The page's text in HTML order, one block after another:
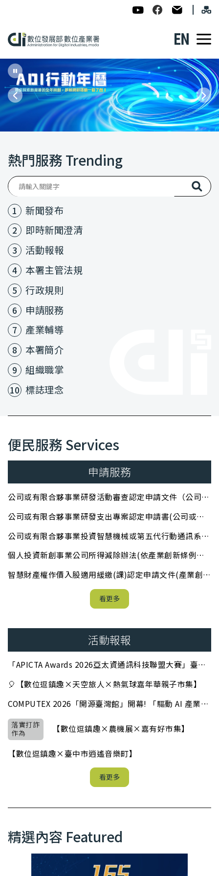
數位產業署全球資訊網
English
暫停輪播主圖
上一則主題
ADI行動年曆
下一
熱門服務 Trending
送
1 新聞發布
2 即時新聞澄清
3 活動報報
4 本署主管法規
5 行政規則
6 申請服務
7 產業輔導
8 本署簡介
9 組織職掌
10 標誌理念
便民服務 Services
申請服務
公司或有限合夥事業研發活動審查認定申請文件（公司或
公司或有限合夥事業研發支出專案認定申請書(公司或有
公司或有限合夥事業投資智慧機械或第五代行動通訊系統
個人投資新創事業公司所得減除辦法(依產業創新條例第
智慧財產權作價入股適用緩繳(課)認定申請文件(產業創新
看更多(申請服務)
活動報報
「APICTA Awards 2026亞太資通訊科技聯盟大賽」臺灣
🎈【數位逗鎮趣×天空旅人×熱氣球嘉年華親子市集】
COMPUTEX 2026「開源臺灣館」開幕! 「驅動 AI 產業創
落實打詐
作為
【數位逗鎮趣×農機展×嘉有好市集】
【數位逗鎮趣×臺中市逍遙音樂町】
看更多(活動報報)
精選內容 Featured